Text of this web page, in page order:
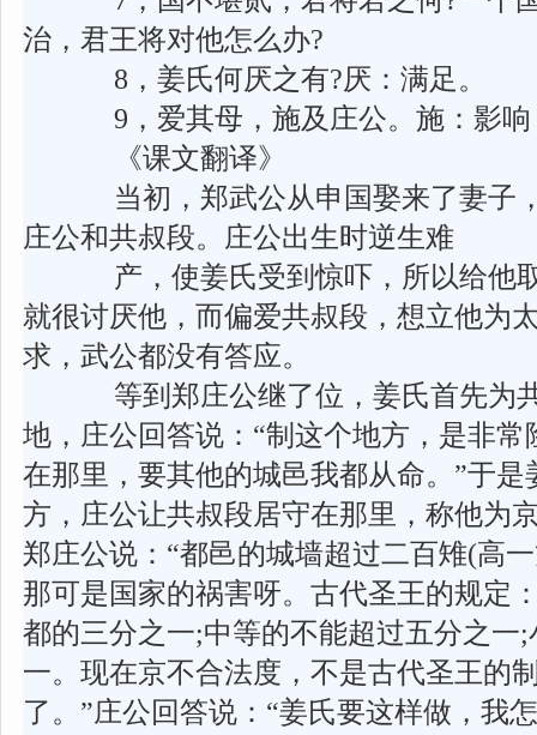
治，君王将对他怎么办?
8，姜氏何厌之有?厌：满足。
9，爱其母，施及庄公。施：影响
《课文翻译》
当初，郑武公从申国娶来了妻子
庄公和共叔段。庄公出生时逆生难
产，使姜氏受到惊吓，所以给他
就很讨厌他，而偏爱共叔段，想立他为
求，武公都没有答应。
等到郑庄公继了位，姜氏首先为
地，庄公回答说：“制这个地方，是非
在那里，要其他的城邑我都从命。”于是
方，庄公让共叔段居守在那里，称他为
郑庄公说：“都邑的城墙超过二百雉(高
那可是国家的祸害呀。古代圣王的规定
都的三分之一;中等的不能超过五分之一
一。现在京不合法度，不是古代圣王的
了。”庄公回答说：“姜氏要这样做，我